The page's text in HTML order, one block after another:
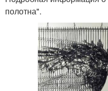
полотна".